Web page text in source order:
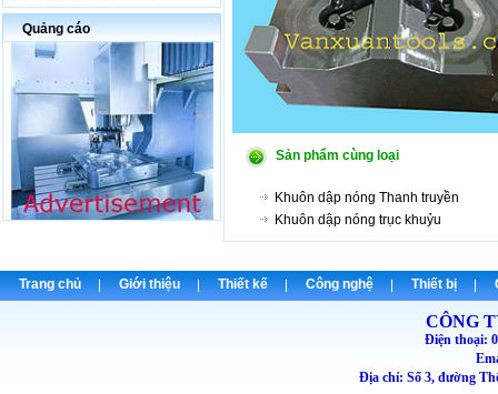
Quảng cáo
Sản phẩm cùng loại
Khuôn dập nóng Thanh truyền
Khuôn dập nóng trục khuỷu
Trang chủ Giới thiệu Thiết kế Công nghệ Thiết bị
CÔNG
Điện thoại:
Địa chỉ: Số 3, đường